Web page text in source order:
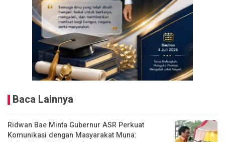
Baca Lainnya
Ridwan Bae Minta Gubernur ASR Perkuat
Komunikasi dengan Masyarakat Muna: